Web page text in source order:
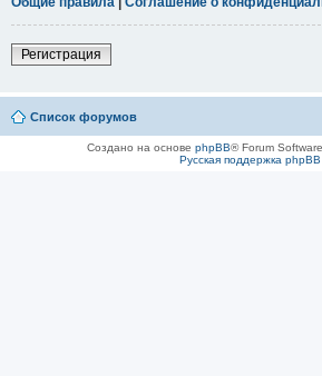
Регистрация
Список форумов
Создано на основе phpBB® Forum
Русская поддержка phpBB